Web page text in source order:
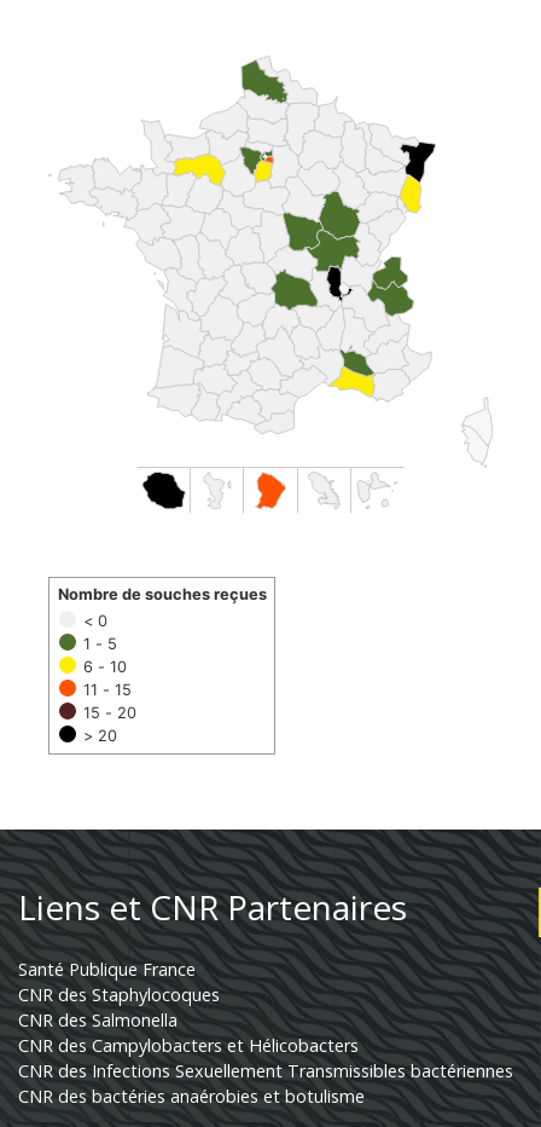
< 0
1 - 5
6 - 10
11 - 15
15 - 20
> 20
Nombre de souches reçues
Liens et CNR Partenaires
Santé Publique France
CNR des Staphylocoques
CNR des Salmonella
CNR des Campylobacters et Hélicobacters
CNR des Infections Sexuellement Transmissibles bactériennes
CNR des bactéries anaérobies et botulisme